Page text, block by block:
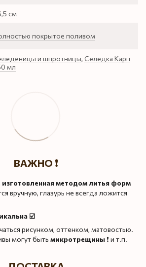
см
покрытое поливом
и шпротницы, Селедка Карп
мл
ВАЖНО ❗️
методом литья форм
вручную, глазурь не всегда ложится
☑️
рисунком, оттенком, матовостью.
могут быть микротрещины ❗️ и т.п.